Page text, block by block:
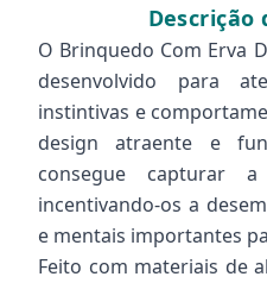
Descrição
O Brinquedo Com Erva
desenvolvido para
instintivas e
design atraente e
consegue capturar
incentivando-os a
e mentais importantes
Feito com materiais de